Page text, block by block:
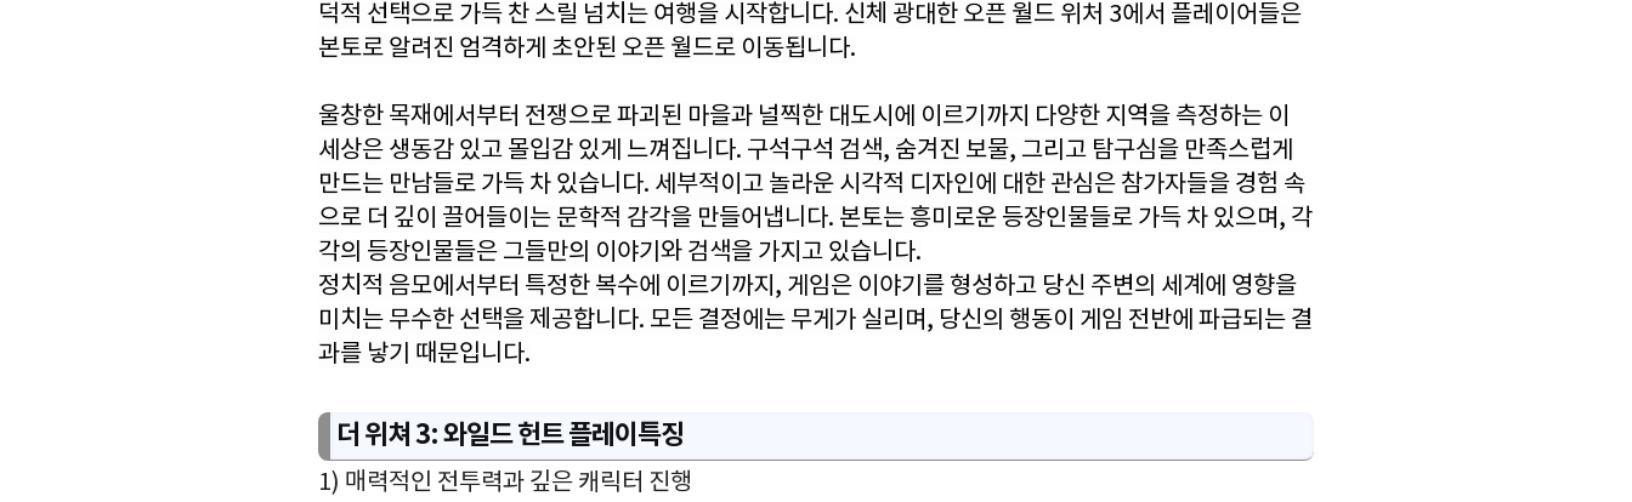
덕적 선택으로 가득 찬 스릴 넘치는 여행을 시작합니다. 신체 광대한 오픈 월드 위처 3에서 플레이어들은
본토로 알려진 엄격하게 초안된 오픈 월드로 이동됩니다.
울창한 목재에서부터 전쟁으로 파괴된 마을과 널찍한 대도시에 이르기까지 다양한 지역을 측정하는 이
세상은 생동감 있고 몰입감 있게 느껴집니다. 구석구석 검색, 숨겨진 보물, 그리고 탐구심을 만족스럽게
만드는 만남들로 가득 차 있습니다. 세부적이고 놀라운 시각적 디자인에 대한 관심은 참가자들을 경험 속
으로 더 깊이 끌어들이는 문학적 감각을 만들어냅니다. 본토는 흥미로운 등장인물들로 가득 차 있으며, 각
각의 등장인물들은 그들만의 이야기와 검색을 가지고 있습니다.
정치적 음모에서부터 특정한 복수에 이르기까지, 게임은 이야기를 형성하고 당신 주변의 세계에 영향을
미치는 무수한 선택을 제공합니다. 모든 결정에는 무게가 실리며, 당신의 행동이 게임 전반에 파급되는 결
과를 낳기 때문입니다.
더 위쳐 3: 와일드 헌트 플레이특징
1) 매력적인 전투력과 깊은 캐릭터 진행